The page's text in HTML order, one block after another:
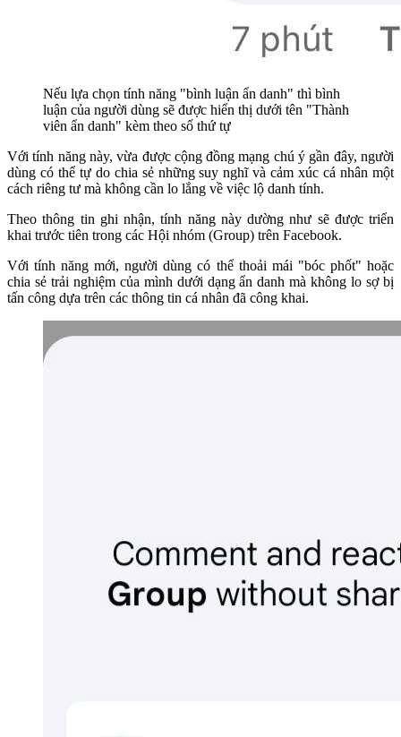
Nếu lựa chọn tính năng "bình luận ẩn danh" thì bình
luận của người dùng sẽ được hiển thị dưới tên "Thành
viên ẩn danh" kèm theo số thứ tự
Với tính năng này, vừa được cộng đồng mạng chú ý gần đây, người
dùng có thể tự do chia sẻ những suy nghĩ và cảm xúc cá nhân một
cách riêng tư mà không cần lo lắng về việc lộ danh tính.
Theo thông tin ghi nhận, tính năng này dường như sẽ được triển
khai trước tiên trong các Hội nhóm (Group) trên Facebook.
Với tính năng mới, người dùng có thể thoải mái "bóc phốt" hoặc
chia sẻ trải nghiệm của mình dưới dạng ẩn danh mà không lo sợ bị
tấn công dựa trên các thông tin cá nhân đã công khai.